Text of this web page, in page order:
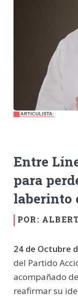
Entre
para
laberinto
POR:
24 de Octubre
del Partido
acompañado
reafirmar su
ARTICULISTA: